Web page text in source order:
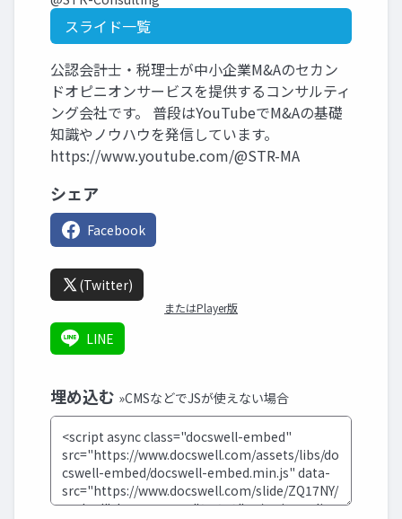
スライド一覧
公認会計士・税理士が中小企業M&Aのセカン
ドオピニオンサービスを提供するコンサルティ
ング会社です。 普段はYouTubeでM&Aの基礎
知識やノウハウを発信しています。
https://www.youtube.com/@STR-MA
シェア
Facebook
(Twitter)
またはPlayer版
LINE
埋め込む »CMSなどでJSが使えない場合